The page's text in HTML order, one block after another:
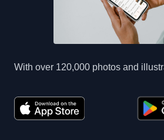
With over 120,000 photos and